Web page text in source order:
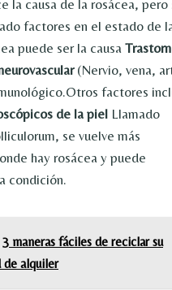
la causa de la rosácea, pero
factores en el estado de
puede ser la causa
(Nervio, vena,
factores
de la piel Llamado
se vuelve más
hay rosácea y puede
condición.
3 maneras fáciles de reciclar su
alquiler